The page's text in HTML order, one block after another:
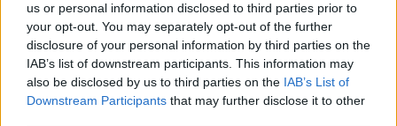
us or personal information disclosed to third parties prior to
your opt-out. You may separately opt-out of the further
disclosure of your personal information by third parties on the
IAB’s list of downstream participants. This information may
also be disclosed by us to third parties on the IAB’s List of
Downstream Participants that may further disclose it to other
Notre-Dame de Paris conquista Olbia, la prima
al Molo Brin è un successo
Strada Sassari-Olbia, incidente all’alba: ferito il